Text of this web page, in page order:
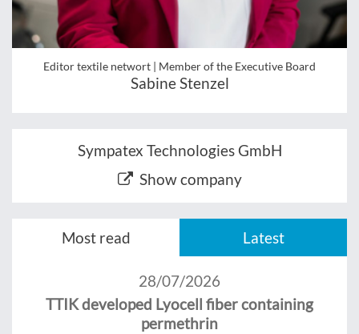
Editor textile networt | Member of the Executive Board
Sabine Stenzel
Sympatex Technologies GmbH
Show company
Most read Latest
28/07/2026
TTIK developed Lyocell fiber containing
permethrin